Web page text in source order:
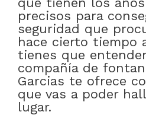
precisos para
seguridad que
hace cierto tiempo
tienes que
compañía de
Garcias te ofrece
que vas a poder
lugar.